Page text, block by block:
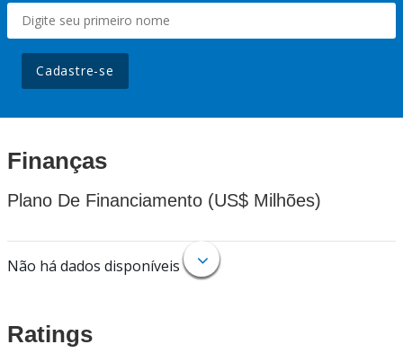
Cadastre-se
Finanças
Plano De Financiamento (US$ Milhões)
Não há dados disponíveis
Ratings